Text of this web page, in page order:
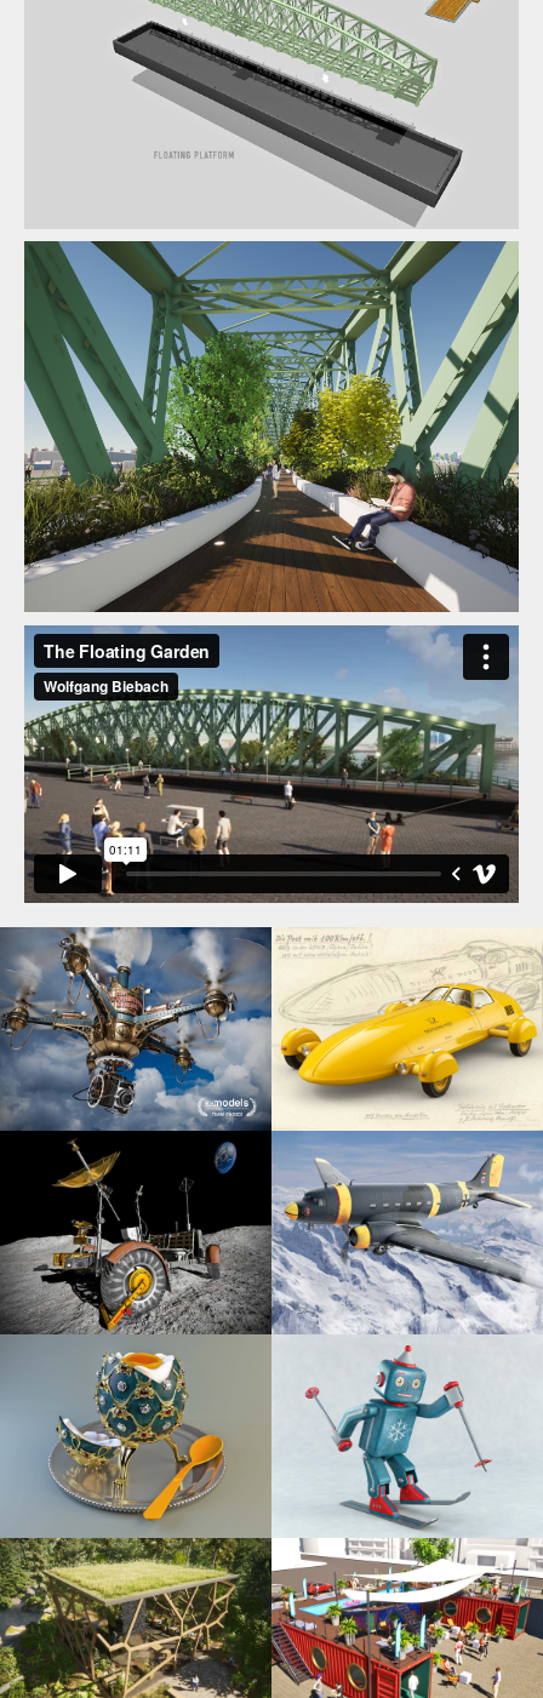
URL[/borlabs-cookie]
Sie sehen gerade einen Platzhalterinhalt von
Standard. Um auf den eigentlichen Inhalt
zuzugreifen, klicken Sie auf den Button
unten. Bitte beachten Sie, dass dabei Daten
an Drittanbieter weitergegeben werden.
Inhalt entsperren
Weitere Informationen